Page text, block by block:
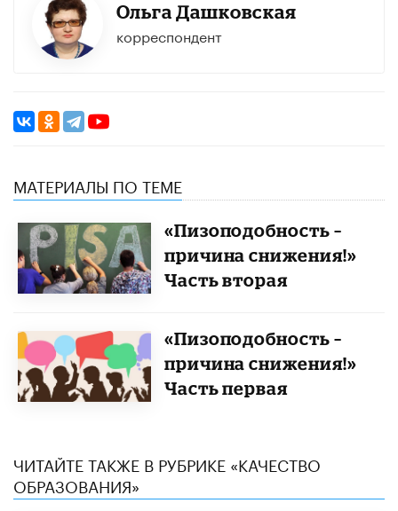
Ольга Дашковская
корреспондент
МАТЕРИАЛЫ ПО ТЕМЕ
«Пизоподобность –
причина снижения!»
Часть вторая
«Пизоподобность –
причина снижения!»
Часть первая
ЧИТАЙТЕ ТАКЖЕ В РУБРИКЕ «КАЧЕСТВО
ОБРАЗОВАНИЯ»